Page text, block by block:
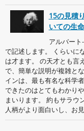
15の見積
いての生命
アルバー
で記述します。 くらいに
は才ます。 の天才とも言
で、簡単な説明が複雑と
インは、最も有名な科学
できたのはとてもわかり
まいります。 約もサラウ
人柄がより面白いし、お